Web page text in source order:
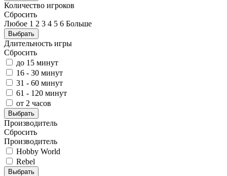
Количество игроков
Сбросить
Любое 1 2 3 4 5 6 Больше
Выбрать
Длительность игры
Сбросить
до 15 минут
16 - 30 минут
31 - 60 минут
61 - 120 минут
от 2 часов
Выбрать
Производитель
Сбросить
Производитель
Hobby World
Rebel
Выбрать